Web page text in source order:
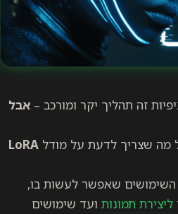
זה תהליך יקר ומורכב – אבל
מה שצריך לדעת על מודל LoRA
השימושים שאפשר לעשות בו,
ליצירת תמונות ועד שימושים